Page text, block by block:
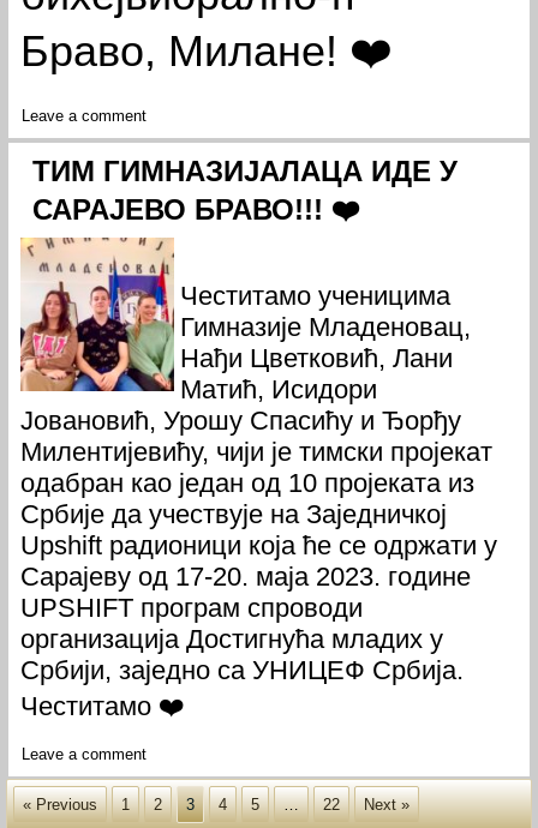
Браво, Милане! ❤️
Leave a comment
ТИМ ГИМНАЗИЈАЛАЦА ИДЕ У
САРАЈЕВО БРАВО!!! ❤️
Честитамо ученицима
Гимназије Младеновац,
Нађи Цветковић, Лани
Матић, Исидори
Јовановић, Урошу Спасићу и Ђорђу
Милентијевићу, чији је тимски пројекат
одабран као један од 10 пројеката из
Србије да учествује на Заједничкој
Upshift радионици која ће се одржати у
Сарајеву од 17-20. маја 2023. године
UPSHIFT програм спроводи
организација Достигнућа младих у
Србији, заједно са УНИЦЕФ Србија.
Честитамо ❤️
Leave a comment
« Previous 1 2 3 4 5 … 22 Next »